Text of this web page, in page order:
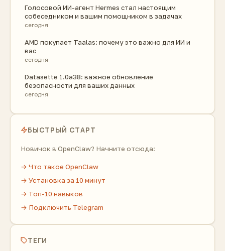
Голосовой ИИ-агент Hermes стал настоящим
собеседником и вашим помощником в задачах
сегодня
AMD покупает Taalas: почему это важно для ИИ и
вас
сегодня
Datasette 1.0a38: важное обновление
безопасности для ваших данных
сегодня
БЫСТРЫЙ СТАРТ
Новичок в OpenClaw? Начните отсюда:
→ Что такое OpenClaw
→ Установка за 10 минут
→ Топ-10 навыков
→ Подключить Telegram
ТЕГИ